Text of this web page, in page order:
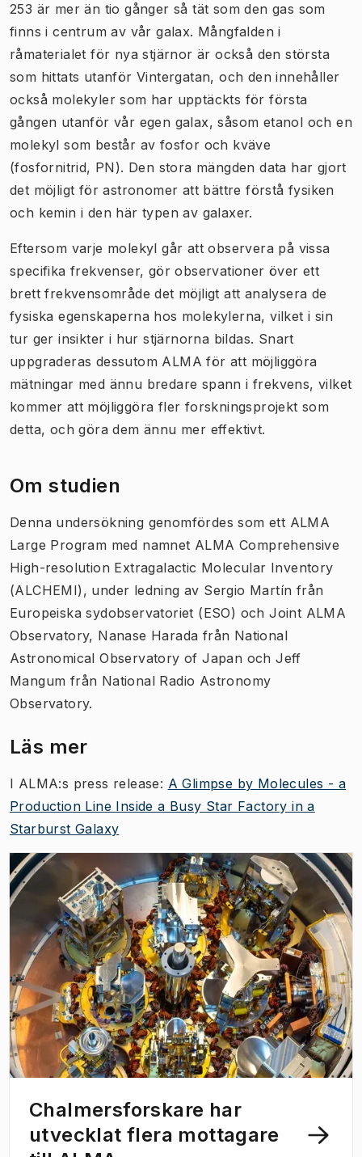
253 är mer än tio gånger så tät som den gas som
finns i centrum av vår galax. Mångfalden i
råmaterialet för nya stjärnor är också den största
som hittats utanför Vintergatan, och den innehåller
också molekyler som har upptäckts för första
gången utanför vår egen galax, såsom etanol och en
molekyl som består av fosfor och kväve
(fosfornitrid, PN). Den stora mängden data har gjort
det möjligt för astronomer att bättre förstå fysiken
och kemin i den här typen av galaxer.
Eftersom varje molekyl går att observera på vissa
specifika frekvenser, gör observationer över ett
brett frekvensområde det möjligt att analysera de
fysiska egenskaperna hos molekylerna, vilket i sin
tur ger insikter i hur stjärnorna bildas. Snart
uppgraderas dessutom ALMA för att möjliggöra
mätningar med ännu bredare spann i frekvens, vilket
kommer att möjliggöra fler forskningsprojekt som
detta, och göra dem ännu mer effektivt.
Om studien
Denna undersökning genomfördes som ett ALMA
Large Program med namnet ALMA Comprehensive
High-resolution Extragalactic Molecular Inventory
(ALCHEMI), under ledning av Sergio Martín från
Europeiska sydobservatoriet (ESO) och Joint ALMA
Observatory, Nanase Harada från National
Astronomical Observatory of Japan och Jeff
Mangum från National Radio Astronomy
Observatory.
Läs mer
I ALMA:s press release: A Glimpse by Molecules - a
Production Line Inside a Busy Star Factory in a
Starburst Galaxy
Chalmersforskare har
utvecklat flera mottagare